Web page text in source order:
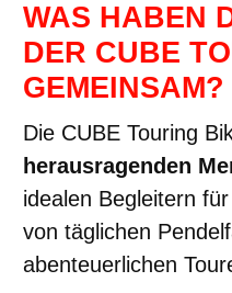
WAS HABEN
DER CUBE
GEMEINSAM?
Die CUBE Touring
herausragenden
idealen Begleitern
von täglichen
abenteuerlichen